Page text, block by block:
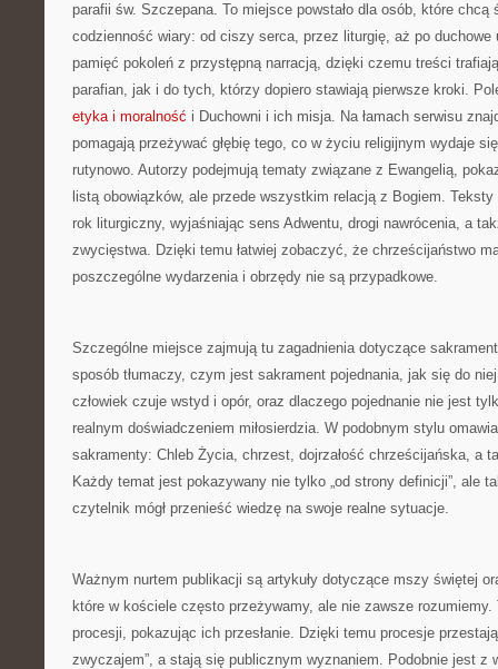
parafii św. Szczepana. To miejsce powstało dla osób, które chcą
codzienność wiary: od ciszy serca, przez liturgię, aż po duchowe
pamięć pokoleń z przystępną narracją, dzięki czemu treści
parafian, jak i do tych, którzy dopiero stawiają pierwsze kroki.
etyka i moralność i Duchowni i ich misja. Na łamach serwisu
pomagają przeżywać głębię tego, co w życiu religijnym wydaje
rutynowo. Autorzy podejmują tematy związane z Ewangelią,
listą obowiązków, ale przede wszystkim relacją z Bogiem.
rok liturgiczny, wyjaśniając sens Adwentu, drogi nawrócenia, a
zwycięstwa. Dzięki temu łatwiej zobaczyć, że chrześcijaństwo
poszczególne wydarzenia i obrzędy nie są przypadkowe.
Szczególne miejsce zajmują tu zagadnienia dotyczące
sposób tłumaczy, czym jest sakrament pojednania, jak się do
człowiek czuje wstyd i opór, oraz dlaczego pojednanie nie jest
realnym doświadczeniem miłosierdzia. W podobnym stylu
sakramenty: Chleb Życia, chrzest, dojrzałość chrześcijańska, a
Każdy temat jest pokazywany nie tylko „od strony definicji”, ale
czytelnik mógł przenieść wiedzę na swoje realne sytuacje.
Ważnym nurtem publikacji są artykuły dotyczące mszy świętej
które w kościele często przeżywamy, ale nie zawsze
procesji, pokazując ich przesłanie. Dzięki temu procesje
zwyczajem”, a stają się publicznym wyznaniem. Podobnie jest z